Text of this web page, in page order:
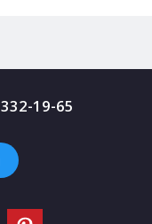
19-65